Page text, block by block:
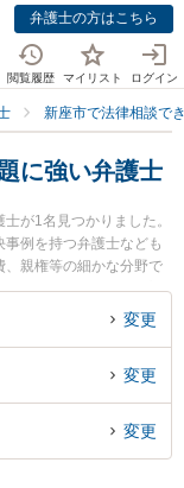
弁護士の方はこちら
閲覧履歴 マイリスト ログイン
新座市で法律相談で
に強い弁護士
が1名見つかりました。
例を持つ弁護士なども
親権等の細かな分野で
の本山 健弁護士のプロ
す。『新座市で土日や
を法律相談できる新座
者さんにおすすめです。
変更
変更
変更